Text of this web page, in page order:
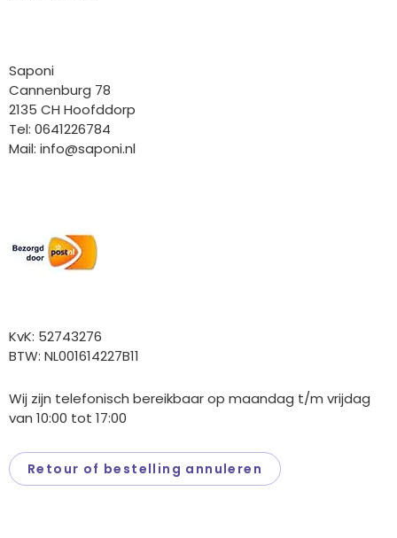
Saponi
Cannenburg 78
2135 CH Hoofddorp
Tel: 0641226784
Mail: info@saponi.nl
KvK: 52743276
BTW: NL001614227B11
Wij zijn telefonisch bereikbaar op maandag t/m vrijdag
van 10:00 tot 17:00
Retour of bestelling annuleren